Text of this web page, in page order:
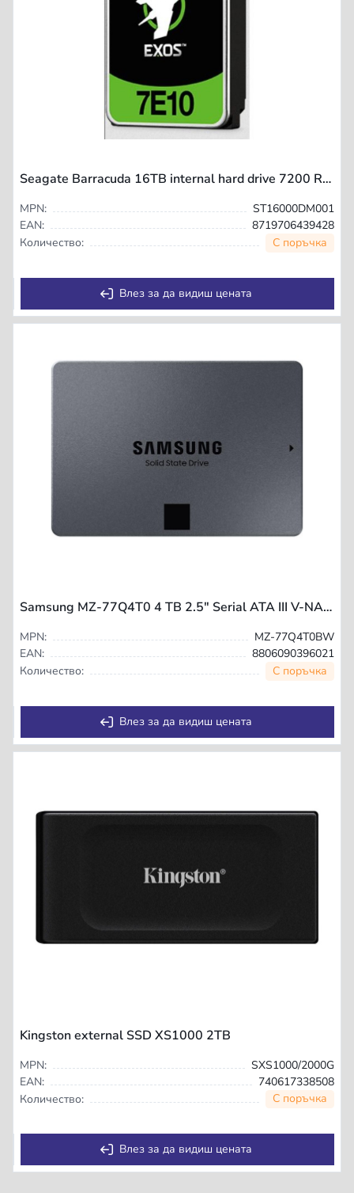
Seagate Barracuda 16TB internal hard drive 7200 RPM 512 MB 3.5" Serial ATA
MPN:
ST16000DM001
EAN:
8719706439428
Количество:
С поръчка
Влез за да видиш цената
Samsung MZ-77Q4T0 4 TB 2.5" Serial ATA III V-NAND MLC
MPN:
MZ-77Q4T0BW
EAN:
8806090396021
Количество:
С поръчка
Влез за да видиш цената
Kingston external SSD XS1000 2TB
MPN:
SXS1000/2000G
EAN:
740617338508
Количество:
С поръчка
Влез за да видиш цената